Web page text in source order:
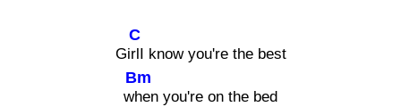
Gi
C
rlI know you're the best
w
Bm
hen you're on the bed